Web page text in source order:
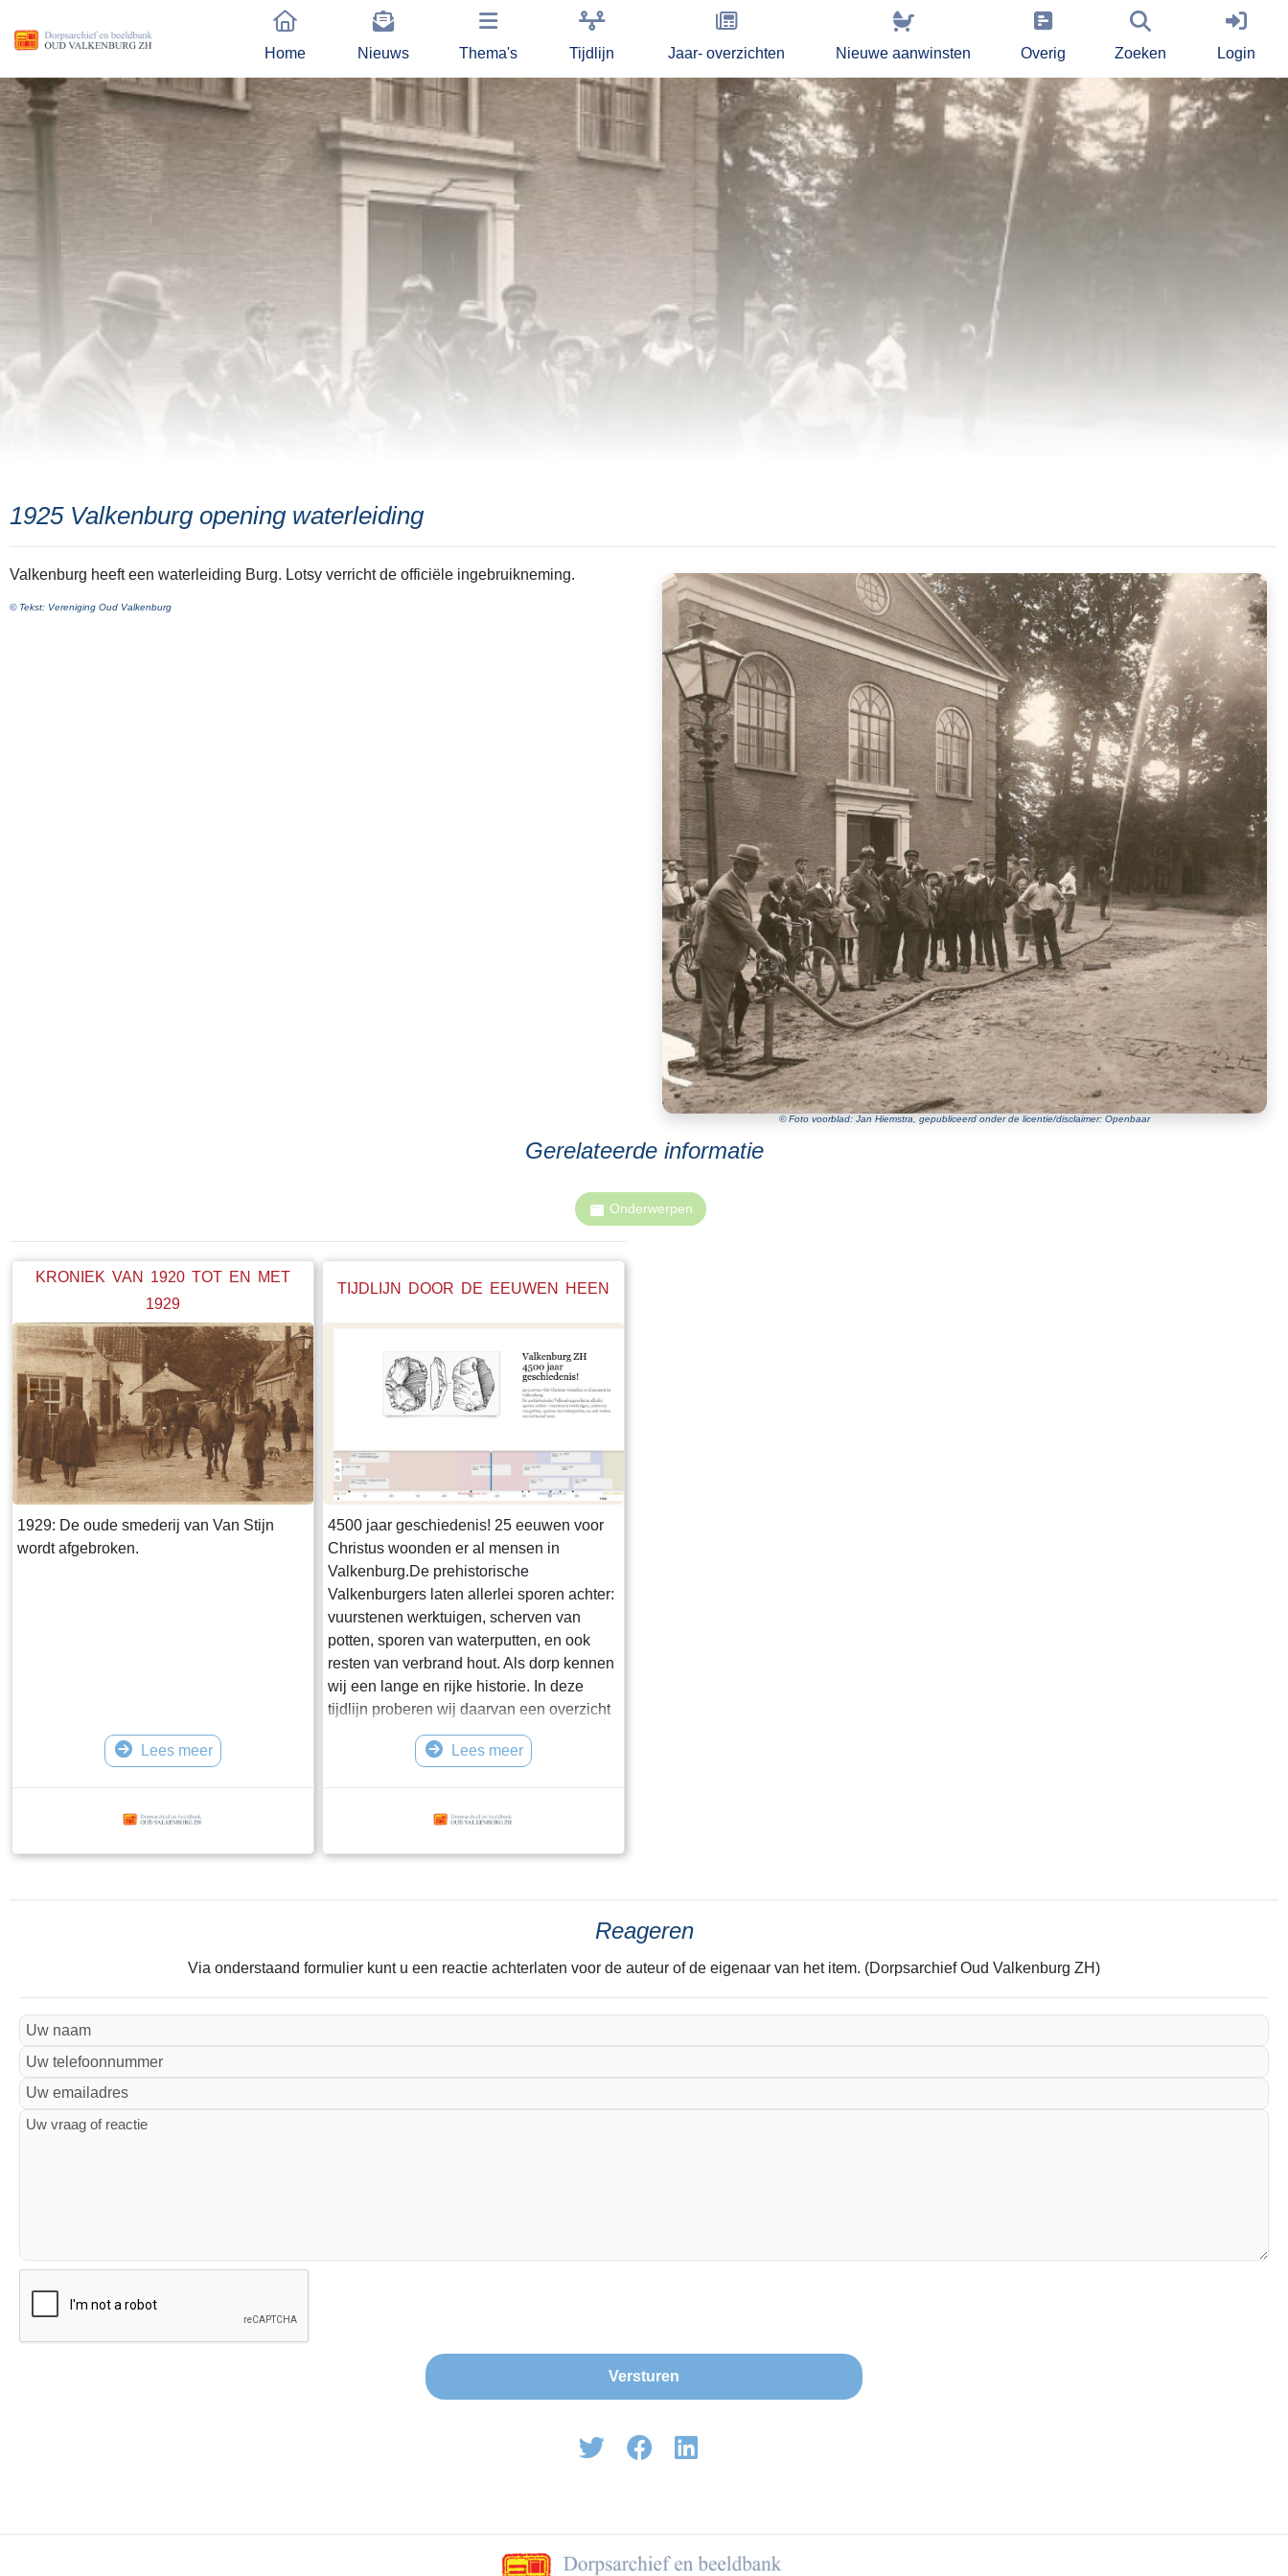
Home Nieuws Thema's Tijdlijn Jaar- overzichten Nieuwe aanwinsten Overig Zoeken Login
1925 Valkenburg opening waterleiding
© Foto voorblad: Jan Hiemstra, gepubliceerd onder de licentie/disclaimer: Openbaar
Valkenburg heeft een waterleiding Burg. Lotsy verricht de officiële ingebruikneming.
© Tekst: Vereniging Oud Valkenburg
Gerelateerde informatie
Onderwerpen
KRONIEK VAN 1920 TOT EN MET
1929
1929: De oude smederij van Van Stijn
wordt afgebroken.
Lees meer
TIJDLIJN DOOR DE EEUWEN HEEN
4500 jaar geschiedenis! 25 eeuwen voor
Christus woonden er al mensen in
Valkenburg.De prehistorische
Valkenburgers laten allerlei sporen achter:
vuurstenen werktuigen, scherven van
potten, sporen van waterputten, en ook
resten van verbrand hout. Als dorp kennen
wij een lange en rijke historie. In deze
tijdlijn proberen wij daarvan een overzicht
te laten zien. Wij zullen in de loop der tijd
zoveel mogelijk informatie toevoegen aan
Lees meer
Reageren
Via onderstaand formulier kunt u een reactie achterlaten voor de auteur of de eigenaar van het item. (Dorpsarchief Oud Valkenburg ZH)